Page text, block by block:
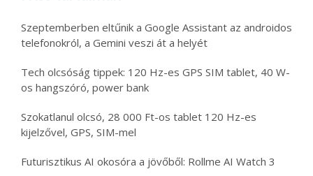
Szeptemberben eltűnik a Google Assistant az androidos
telefonokról, a Gemini veszi át a helyét
Tech olcsóság tippek: 120 Hz-es GPS SIM tablet, 40 W-
os hangszóró, power bank
Szokatlanul olcsó, 28 000 Ft-os tablet 120 Hz-es
kijelzővel, GPS, SIM-mel
Futurisztikus AI okosóra a jövőből: Rollme AI Watch 3